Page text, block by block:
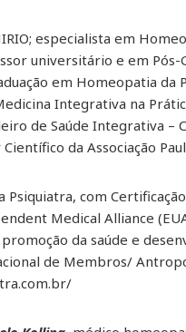
especialista em
universitário e em
em Homeopatia
Integrativa na
de Saúde Integrativa
da Associação
Psiquiatra, com
Medical Alliance
da saúde e
de Membros/